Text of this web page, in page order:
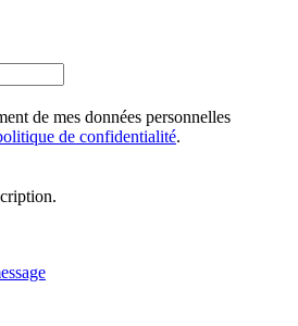
de mes données personnelles
de confidentialité.